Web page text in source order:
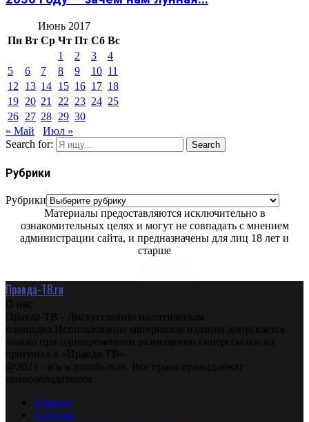
Июнь 2017
Пн Вт Ср Чт Пт Сб Вс
1
2 3
4
5
6 7 8 9 10 11
12
13 14 15 16 17 18
19 20 21 22 23 24 25
26 27 28 29 30
« Май
Июл »
Search for:
Search
Рубрики
Рубрики
Материалы предоставляются исключительно в
ознакомительных целях и могут не совпадать с мнением
администрации сайта, и предназначены для лиц 18 лет и
старше
Правда-ТВ.ru
О нас
Правда-ТВ - Дискуссионно политическая
площадка.Использование материалов издания допускается
только при одновременном размещении гиперссылки на
оригинал в «Правда-ТВ»
@2023 - www.pravda-tv.ru. Все права принадлежат
правообладателям.
Главная
Авторам